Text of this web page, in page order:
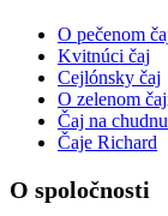
O pečenom
Kvitnúci čaj
Cejlónsky čaj
O zelenom
Čaj na
Čaje Richard
O spoločnosti